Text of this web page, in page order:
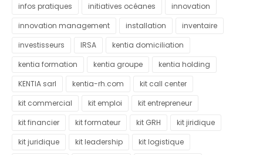
infos pratiques
initiatives océanes
innovation
innovation management
installation
inventaire
investisseurs
IRSA
kentia domiciliation
kentia formation
kentia groupe
kentia holding
KENTIA sarl
kentia-rh.com
kit call center
kit commercial
kit emploi
kit entrepreneur
kit financier
kit formateur kit GRH
kit jiridique
kit juridique
kit leadership
kit logistique